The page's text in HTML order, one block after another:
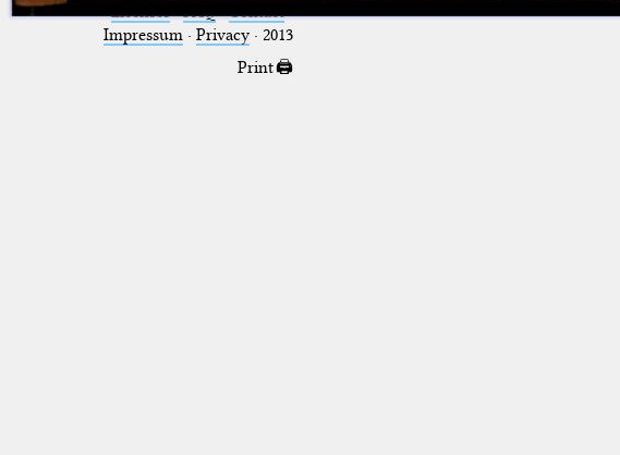
Licenses·FAQ·Contact·
Impressum· Privacy· 2013
Print 🖨